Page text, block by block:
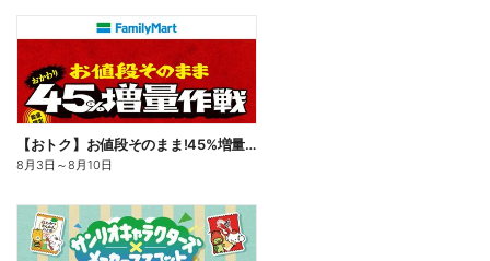
【おトク】お値段そのまま!45%増量作戦!
8月3日 ～8月10日